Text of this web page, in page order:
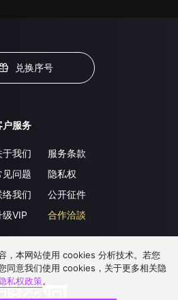
兑换序号
户服务
于我们
见问题
络我们
级VIP
服务条款
隐私权
公开征件
合作洽談
，本网站使用 cookies 分析技术。若您
同意我们使用 cookies，关于更多相关隐
私权政策。